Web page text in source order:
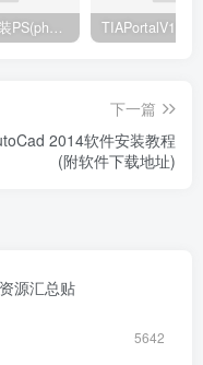
如何处理安装PS(photoshop cc2018) 时，提示系统或者IE浏览器需要升级
下一篇
2014软件安装教程
(附软件下载地址)
源汇总贴
5642